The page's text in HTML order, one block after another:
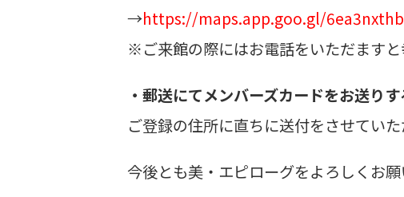
→https://maps.app.goo.gl/
※ご来館の際にはお電話をいただます
・郵送にてメンバーズカードをお送り
ご登録の住所に直ちに送付をさせていた
今後とも美・エピローグをよろしくお願